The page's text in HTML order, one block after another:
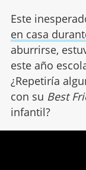
Este
en casa
aburrirse,
este año
¿Repetiría
con su Best
infantil?